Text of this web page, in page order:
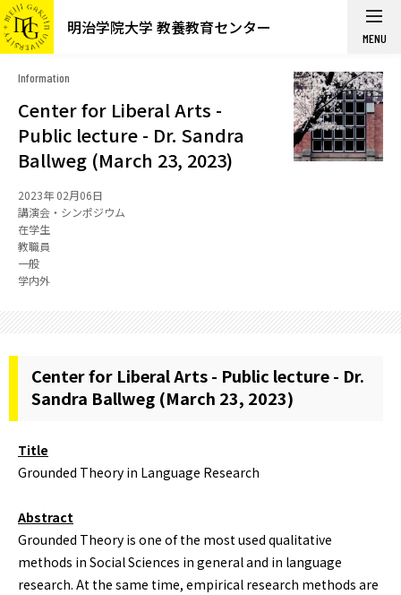
明治学院大学 教養教育センター MENU
Information
Center for Liberal Arts -
Public lecture - Dr. Sandra
Ballweg (March 23, 2023)
2023年 02月06日
講演会・シンポジウム
在学生
教職員
一般
学内外
Center for Liberal Arts - Public lecture - Dr.
Sandra Ballweg (March 23, 2023)
Title
Grounded Theory in Language Research
Abstract
Grounded Theory is one of the most used qualitative
methods in Social Sciences in general and in language
research. At the same time, empirical research methods are